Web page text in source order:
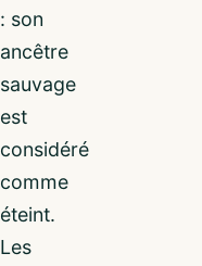
: son
ancêtre
sauvage
est
considéré
comme
éteint.
Les